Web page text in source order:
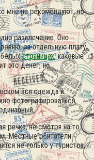
мне не рекомендуют, но
развлечение. Оно
за отдельную плату,
белыхстраницах, каковые
это денег, но
вся одежда и
фотографироваться,
речка, не смотря на то,
Местные обитатели
не только у туристов,